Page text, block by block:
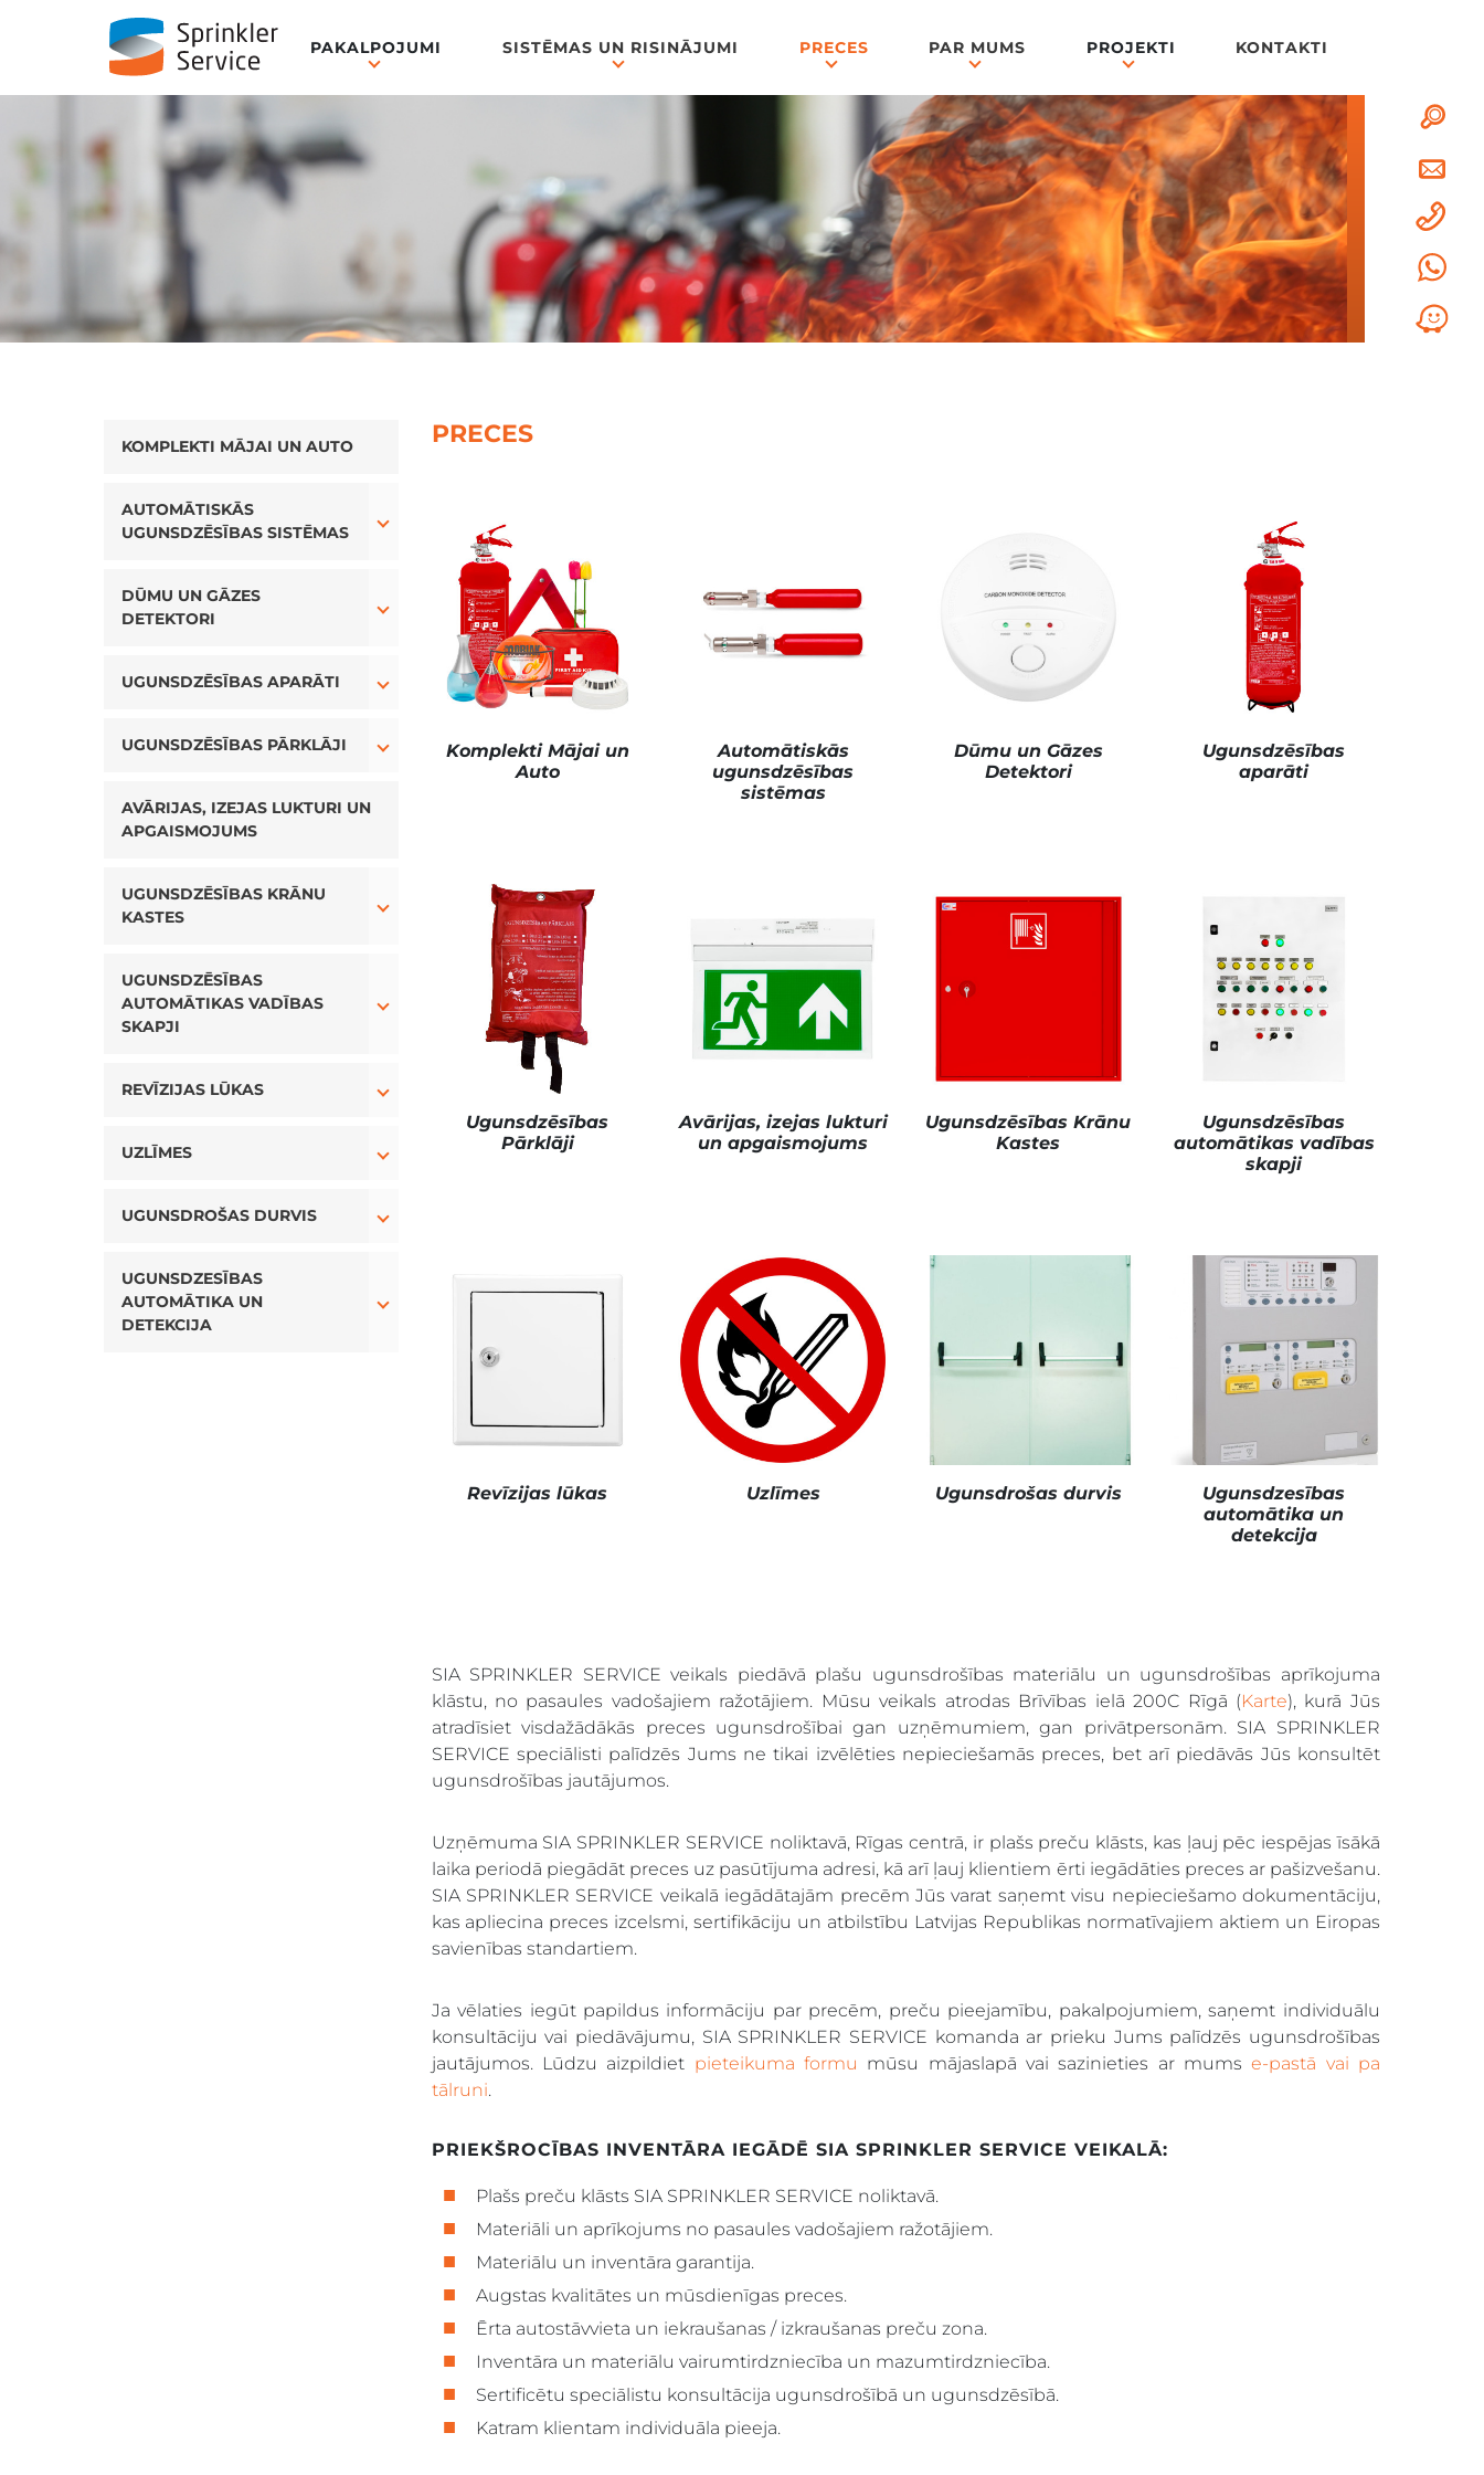
PAKALPOJUMI SISTĒMAS UN RISINĀJUMI PRECES PAR MUMS PROJEKTI KONTAKTI
Search
KOMPLEKTI MĀJAI UN AUTO
AUTOMĀTISKĀS
UGUNSDZĒSĪBAS SISTĒMAS
DŪMU UN GĀZES
DETEKTORI
Toggle Dropdown
UGUNSDZĒSĪBAS APARĀTI
Toggle Dropdown
UGUNSDZĒSĪBAS PĀRKLĀJI
AVĀRIJAS, IZEJAS LUKTURI UN
APGAISMOJUMS
UGUNSDZĒSĪBAS KRĀNU
KASTES
Toggle Dropdown
UGUNSDZĒSĪBAS
AUTOMĀTIKAS VADĪBAS
SKAPJI
Toggle Dropdown
REVĪZIJAS LŪKAS
Toggle Dropdown
UZLĪMES
Toggle Dropdown
UGUNSDROŠAS DURVIS
UGUNSDZESĪBAS
AUTOMĀTIKA UN
DETEKCIJA
PRECES
Komplekti Mājai un
Auto
Automātiskās
ugunsdzēsības
sistēmas
Dūmu un Gāzes
Detektori
Ugunsdzēsības
aparāti
Ugunsdzēsības
Pārklāji
Avārijas, izejas lukturi
un apgaismojums
Ugunsdzēsības Krānu
Kastes
Ugunsdzēsības
automātikas vadības
skapji
Revīzijas lūkas Uzlīmes Ugunsdrošas durvis
Ugunsdzesības
automātika un
detekcija
SIA SPRINKLER SERVICE veikals piedāvā plašu ugunsdrošības materiālu un ugunsdrošības aprīkojuma
klāstu, no pasaules vadošajiem ražotājiem. Mūsu veikals atrodas Brīvības ielā 200C Rīgā (Karte), kurā Jūs
atradīsiet visdažādākās preces ugunsdrošībai gan uzņēmumiem, gan privātpersonām. SIA SPRINKLER
SERVICE speciālisti palīdzēs Jums ne tikai izvēlēties nepieciešamās preces, bet arī piedāvās Jūs konsultēt
ugunsdrošības jautājumos.
Uzņēmuma SIA SPRINKLER SERVICE noliktavā, Rīgas centrā, ir plašs preču klāsts, kas ļauj pēc iespējas īsākā
laika periodā piegādāt preces uz pasūtījuma adresi, kā arī ļauj klientiem ērti iegādāties preces ar pašizvešanu.
SIA SPRINKLER SERVICE veikalā iegādātajām precēm Jūs varat saņemt visu nepieciešamo dokumentāciju,
kas apliecina preces izcelsmi, sertifikāciju un atbilstību Latvijas Republikas normatīvajiem aktiem un Eiropas
savienības standartiem.
Ja vēlaties iegūt papildus informāciju par precēm, preču pieejamību, pakalpojumiem, saņemt individuālu
konsultāciju vai piedāvājumu, SIA SPRINKLER SERVICE komanda ar prieku Jums palīdzēs ugunsdrošības
jautājumos. Lūdzu aizpildiet pieteikuma formu mūsu mājaslapā vai sazinieties ar mumse-pastā vai pa
tālruni.
PRIEKŠROCĪBAS INVENTĀRA IEGĀDĒ SIA SPRINKLER SERVICE VEIKALĀ:
Plašs preču klāsts SIA SPRINKLER SERVICE noliktavā.
Materiāli un aprīkojums no pasaules vadošajiem ražotājiem.
Materiālu un inventāra garantija.
Augstas kvalitātes un mūsdienīgas preces.
Ērta autostāvvieta un iekraušanas / izkraušanas preču zona.
Inventāra un materiālu vairumtirdzniecība un mazumtirdzniecība.
Sertificētu speciālistu konsultācija ugunsdrošībā un ugunsdzēsībā.
Katram klientam individuāla pieeja.